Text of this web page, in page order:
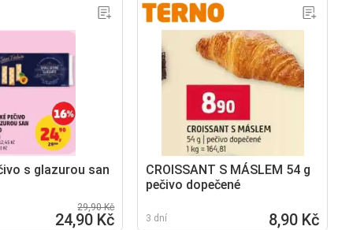
s glazurou san
29,90 Kč
24,90 Kč
CROISSANT S MÁSLEM 54 g
pečivo dopečené
3 dní 8,90 Kč